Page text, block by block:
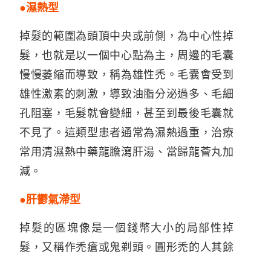
●濕熱型
掉髮的範圍為頭頂中央或前側，為中心性掉
髮，也就是以一個中心點為主，周邊的毛囊
慢慢萎縮而導致，稱為雄性禿。毛囊會受到
雄性激素的刺激，導致油脂分泌過多、毛細
孔阻塞，毛髮就會變細，甚至到最後毛囊就
不見了。這類型患者通常為濕熱過重，治療
常用清濕熱中藥龍膽瀉肝湯、當歸龍薈丸加
減。
●肝鬱氣滯型
掉髮的區塊像是一個錢幣大小的局部性掉
髮，又稱作禿瘡或鬼剃頭。圓形禿的人其餘